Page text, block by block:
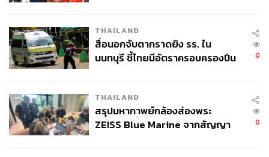
THAILAND
สื่อนอกจับตากราดยิง รร. ใน
นนทบุรี ชี้ไทยมีอัตราครอบครองปืน
0
THAILAND
สรุปมหากาพย์กล้องส่องพระ
ZEISS Blue Marine จากสัญญา
0